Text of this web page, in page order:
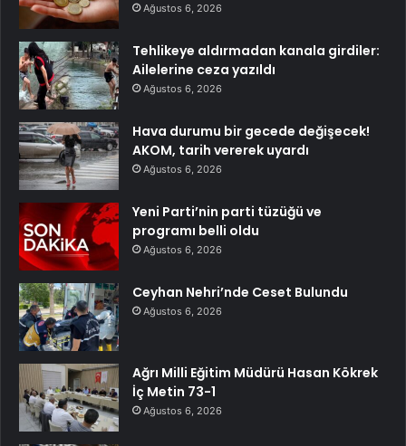
Ağustos 6, 2026
Tehlikeye aldırmadan kanala girdiler:
Ailelerine ceza yazıldı
Ağustos 6, 2026
Hava durumu bir gecede değişecek!
AKOM, tarih vererek uyardı
Ağustos 6, 2026
Yeni Parti’nin parti tüzüğü ve
programı belli oldu
Ağustos 6, 2026
Ceyhan Nehri’nde Ceset Bulundu
Ağustos 6, 2026
Ağrı Milli Eğitim Müdürü Hasan Kökrek
İç Metin 73-1
Ağustos 6, 2026